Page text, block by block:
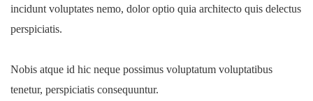
incidunt voluptates nemo, dolor optio quia architecto quis delectus
perspiciatis.
Nobis atque id hic neque possimus voluptatum voluptatibus
tenetur, perspiciatis consequuntur.